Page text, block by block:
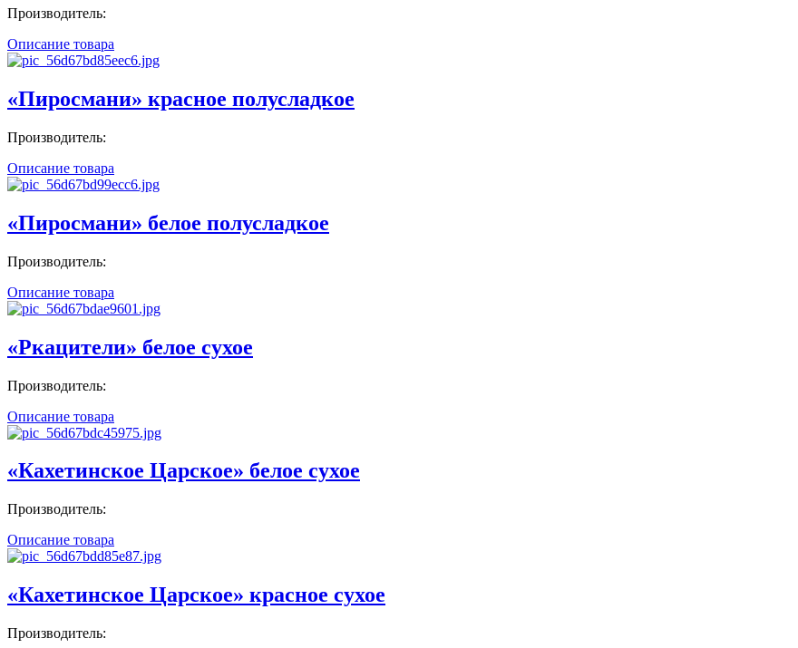
Производитель:
Описание товара
«Пиросмани» красное полусладкое
Производитель:
Описание товара
«Пиросмани» белое полусладкое
Производитель:
Описание товара
«Ркацители» белое сухое
Производитель:
Описание товара
«Кахетинское Царское» белое сухое
Производитель:
Описание товара
«Кахетинское Царское» красное сухое
Производитель: